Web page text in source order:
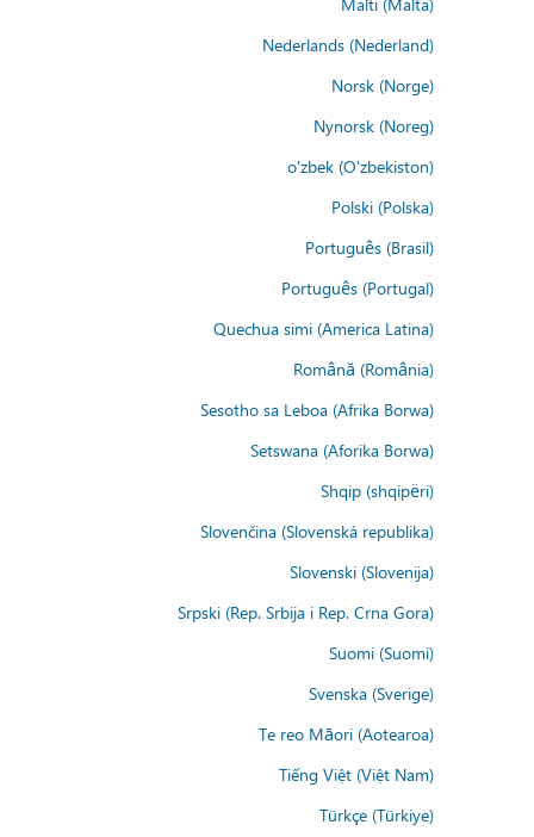
Nederlands (Nederland)
Norsk (Norge)
Nynorsk (Noreg)
o'zbek (O'zbekiston)
Polski (Polska)
Português (Brasil)
Português (Portugal)
Quechua simi (America Latina)
Română (România)
Sesotho sa Leboa (Afrika Borwa)
Setswana (Aforika Borwa)
Shqip (shqipëri)
Slovenčina (Slovenská republika)
Slovenski (Slovenija)
Srpski (Rep. Srbija i Rep. Crna Gora)
Suomi (Suomi)
Svenska (Sverige)
Te reo Māori (Aotearoa)
Tiếng Việt (Việt Nam)
Türkçe (Türkiye)